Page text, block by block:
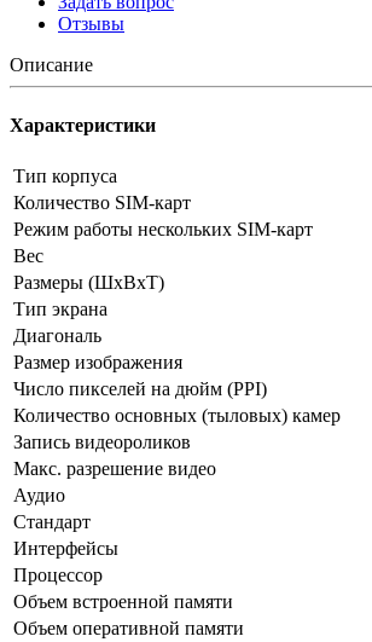
Отзывы
Описание
Характеристики
Тип корпуса
Количество SIM-карт
Режим работы нескольких SIM-карт
Вес
Размеры (ШxВxТ)
Тип экрана
Диагональ
Размер изображения
Число пикселей на дюйм (PPI)
Количество основных (тыловых) камер
Запись видеороликов
Макс. разрешение видео
Аудио
Стандарт
Интерфейсы
Процессор
Объем встроенной памяти
Объем оперативной памяти